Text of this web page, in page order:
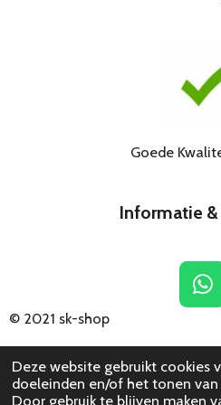
Deze website gebruikt cookies
doeleinden en/of het tonen
Door gebruik te blijven maken
Goede
Informatie
W
t
s
© 2021 sk-shop